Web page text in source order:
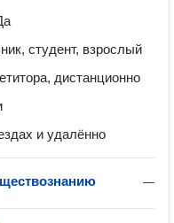
студент, взрослый
дистанционно
и удалённо
—